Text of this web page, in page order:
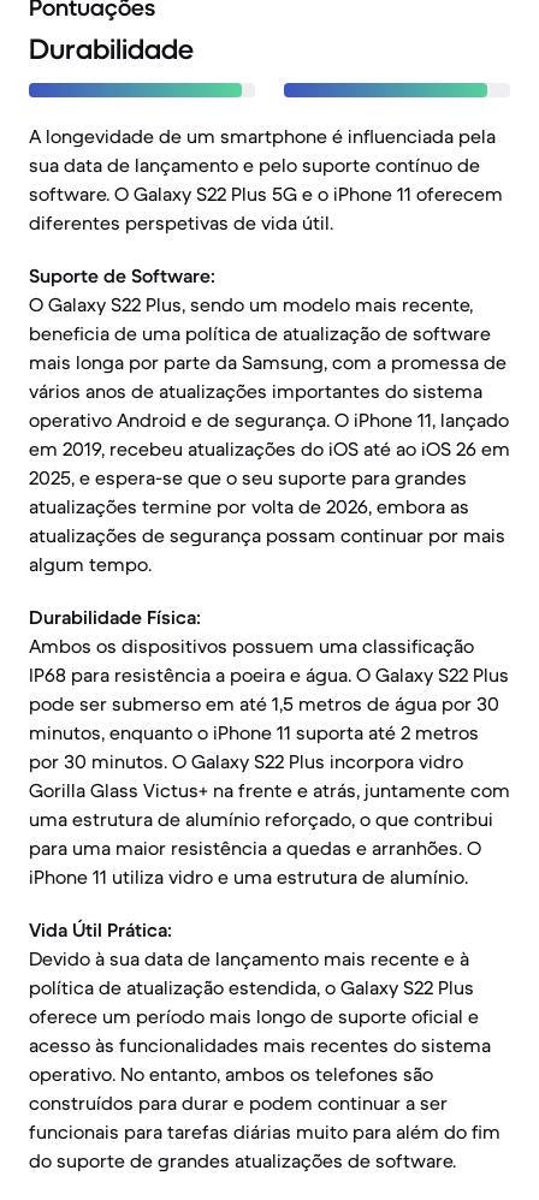
Pontuações
Durabilidade
A longevidade de um smartphone é influenciada pela
sua data de lançamento e pelo suporte contínuo de
software. O Galaxy S22 Plus 5G e o iPhone 11 oferecem
diferentes perspetivas de vida útil.
Suporte de Software:
O Galaxy S22 Plus, sendo um modelo mais recente,
beneficia de uma política de atualização de software
mais longa por parte da Samsung, com a promessa de
vários anos de atualizações importantes do sistema
operativo Android e de segurança. O iPhone 11, lançado
em 2019, recebeu atualizações do iOS até ao iOS 26 em
2025, e espera-se que o seu suporte para grandes
atualizações termine por volta de 2026, embora as
atualizações de segurança possam continuar por mais
algum tempo.
Durabilidade Física:
Ambos os dispositivos possuem uma classificação
IP68 para resistência a poeira e água. O Galaxy S22 Plus
pode ser submerso em até 1,5 metros de água por 30
minutos, enquanto o iPhone 11 suporta até 2 metros
por 30 minutos. O Galaxy S22 Plus incorpora vidro
Gorilla Glass Victus+ na frente e atrás, juntamente com
uma estrutura de alumínio reforçado, o que contribui
para uma maior resistência a quedas e arranhões. O
iPhone 11 utiliza vidro e uma estrutura de alumínio.
Vida Útil Prática:
Devido à sua data de lançamento mais recente e à
política de atualização estendida, o Galaxy S22 Plus
oferece um período mais longo de suporte oficial e
acesso às funcionalidades mais recentes do sistema
operativo. No entanto, ambos os telefones são
construídos para durar e podem continuar a ser
funcionais para tarefas diárias muito para além do fim
do suporte de grandes atualizações de software.